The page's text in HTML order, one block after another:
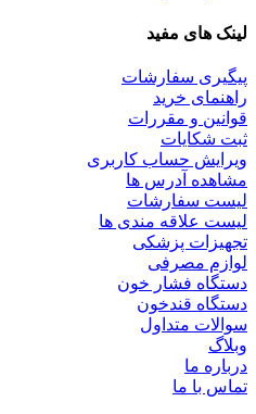
لینک های مفید
پیگیری سفارشات
راهنمای خرید
قوانین و مقررات
ثبت شکایات
ویرایش حساب کاربری
مشاهده آدرس ها
لیست سفارشات
لیست علاقه مندی ها
تجهیزات پزشکی
لوازم مصرفی
دستگاه فشار خون
دستگاه قندخون
سوالات متداول
وبلاگ
درباره ما
تماس با ما